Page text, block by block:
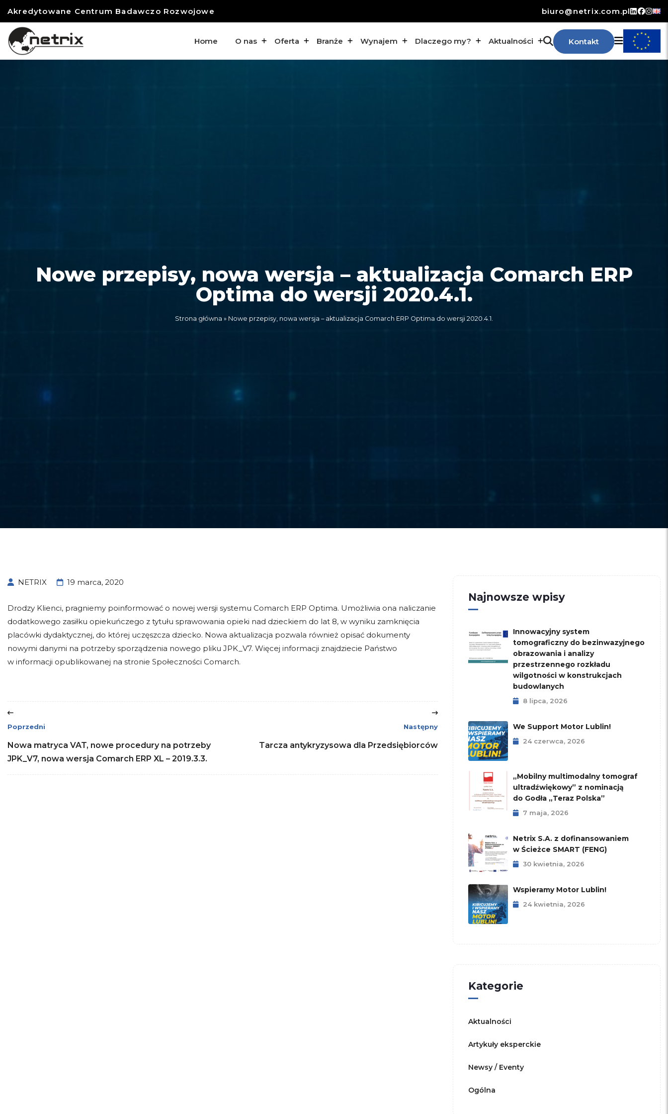
Akredytowane Centrum Badawczo Rozwojowe biuro@netrix.com.pl
Home O nas Oferta Branże Wynajem Dlaczego my? Aktualności Kontakt
Nowe przepisy, nowa wersja – aktualizacja Comarch ERP
Optima do wersji 2020.4.1.
Strona główna » Nowe przepisy, nowa wersja – aktualizacja Comarch ERP Optima do wersji 2020.4.1.
NETRIX 19 marca, 2020
Drodzy Klienci, pragniemy poinformować o nowej wersji systemu Comarch ERP Optima. Umożliwia ona naliczanie
dodatkowego zasiłku opiekuńczego z tytułu sprawowania opieki nad dzieckiem do lat 8, w wyniku zamknięcia
placówki dydaktycznej, do której uczęszcza dziecko. Nowa aktualizacja pozwala również opisać dokumenty
nowymi danymi na potrzeby sporządzenia nowego pliku JPK_V7. Więcej informacji znajdziecie Państwo
w informacji opublikowanej na stronie Społeczności Comarch.
Poprzedni
Nowa matryca VAT, nowe procedury na potrzeby
JPK_V7, nowa wersja Comarch ERP XL – 2019.3.3.
Następny
Tarcza antykryzysowa dla Przedsiębiorców
Najnowsze wpisy
Innowacyjny system
tomograficzny do bezinwazyjnego
obrazowania i analizy
przestrzennego rozkładu
wilgotności w konstrukcjach
budowlanych
8 lipca, 2026
We Support Motor Lublin!
24 czerwca, 2026
„Mobilny multimodalny tomograf
ultradźwiękowy” z nominacją
do Godła „Teraz Polska”
7 maja, 2026
Netrix S.A. z dofinansowaniem
w Ścieżce SMART (FENG)
30 kwietnia, 2026
Wspieramy Motor Lublin!
24 kwietnia, 2026
Kategorie
Aktualności
Artykuły eksperckie
Newsy / Eventy
Ogólna